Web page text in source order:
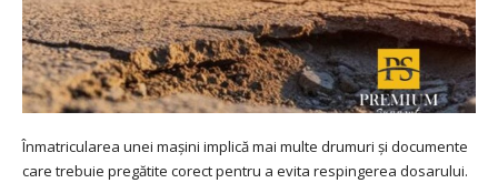
Înmatricularea unei mașini implică mai multe drumuri și documente
care trebuie pregătite corect pentru a evita respingerea dosarului.